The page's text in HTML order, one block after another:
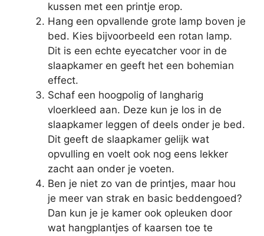
kussen met een printje erop.
Hang een opvallende grote lamp boven je
bed. Kies bijvoorbeeld een rotan lamp.
Dit is een echte eyecatcher voor in de
slaapkamer en geeft het een bohemian
effect.
Schaf een hoogpolig of langharig
vloerkleed aan. Deze kun je los in de
slaapkamer leggen of deels onder je bed.
Dit geeft de slaapkamer gelijk wat
opvulling en voelt ook nog eens lekker
zacht aan onder je voeten.
Ben je niet zo van de printjes, maar hou
je meer van strak en basic beddengoed?
Dan kun je je kamer ook opleuken door
wat hangplantjes of kaarsen toe te